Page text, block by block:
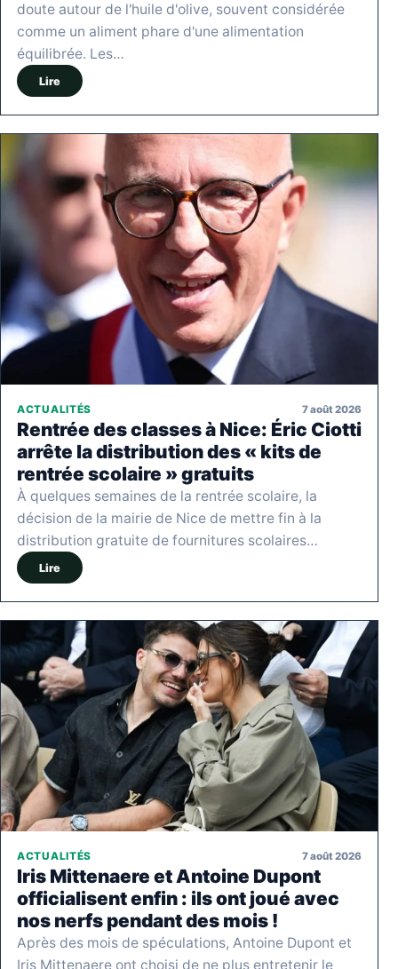
doute autour de l'huile d'olive, souvent considérée
comme un aliment phare d'une alimentation
équilibrée. Les…
Lire
ACTUALITÉS 7 août 2026
Rentrée des classes à Nice: Éric Ciotti
arrête la distribution des « kits de
rentrée scolaire » gratuits
À quelques semaines de la rentrée scolaire, la
décision de la mairie de Nice de mettre fin à la
distribution gratuite de fournitures scolaires…
Lire
ACTUALITÉS 7 août 2026
Iris Mittenaere et Antoine Dupont
officialisent enfin : ils ont joué avec
nos nerfs pendant des mois !
Après des mois de spéculations, Antoine Dupont et
Iris Mittenaere ont choisi de ne plus entretenir le